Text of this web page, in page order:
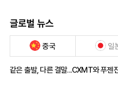
글로벌 뉴스
중국 일
같은 출발, 다른 결말...CXMT와 푸젠